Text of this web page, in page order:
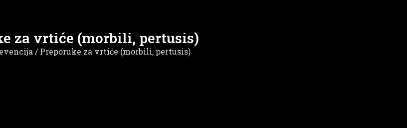
za vrtiće (morbili, pertusis)
/ Preporuke za vrtiće (morbili, pertusis)